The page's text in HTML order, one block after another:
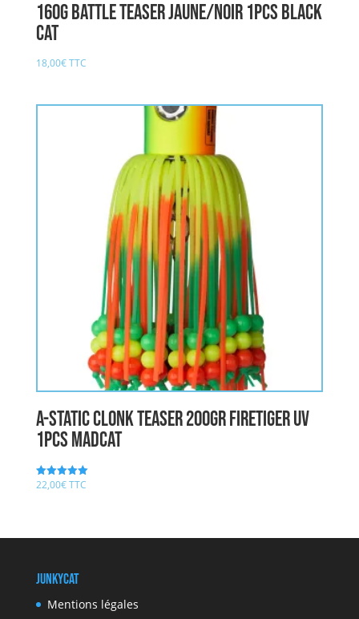
160g Battle Teaser jaune/noir 1pcs BLACK
CAT
18,00€TTC
A-STATIC CLONK TEASER 200gr FIRETIGER UV
1pcs MADCAT
Note
22,00€TTC
JunkyCat
Mentions légales